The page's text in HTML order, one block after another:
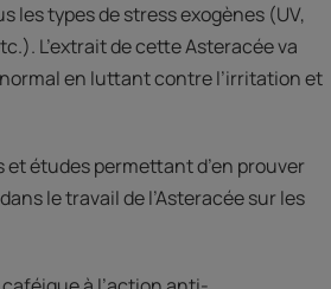
les types de stress exogènes (UV,
L’extrait de cette Asteracée va
en luttant contre l’irritation et
études permettant d’en prouver
le travail de l’Asteracée sur les